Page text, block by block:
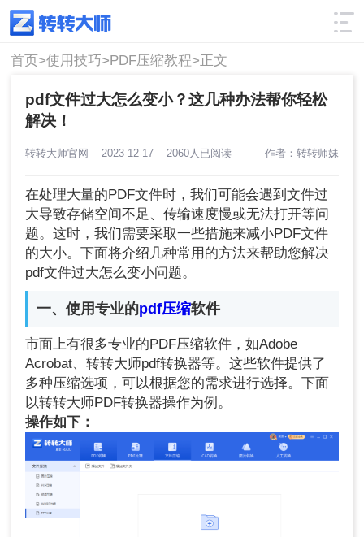
使用技巧 筛选
首页>使用技巧>PDF压缩教程>正文
pdf文件过大怎么变小？这几种办法帮你轻松
解决！
转转大师官网 2023-12-17 2060人已阅读 作者：转转师妹
在处理大量的PDF文件时，我们可能会遇到文件过
大导致存储空间不足、传输速度慢或无法打开等问
题。这时，我们需要采取一些措施来减小PDF文件
的大小。下面将介绍几种常用的方法来帮助您解决
pdf文件过大怎么变小问题。
一、使用专业的pdf压缩软件
市面上有很多专业的PDF压缩软件，如Adobe
Acrobat、转转大师pdf转换器等。这些软件提供了
多种压缩选项，可以根据您的需求进行选择。下面
以转转大师PDF转换器操作为例。
操作如下：